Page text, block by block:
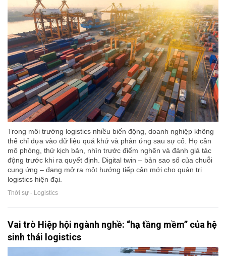
Trong môi trường logistics nhiều biến động, doanh nghiệp không
thể chỉ dựa vào dữ liệu quá khứ và phản ứng sau sự cố. Họ cần
mô phỏng, thử kịch bản, nhìn trước điểm nghẽn và đánh giá tác
động trước khi ra quyết định. Digital twin – bản sao số của chuỗi
cung ứng – đang mở ra một hướng tiếp cận mới cho quản trị
logistics hiện đại.
Thời sự - Logistics
Vai trò Hiệp hội ngành nghề: “hạ tầng mềm” của hệ
sinh thái logistics